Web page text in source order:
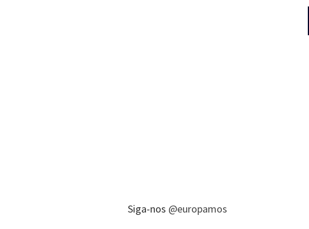
Siga-nos @europamos